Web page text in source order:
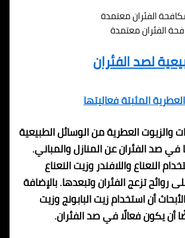
الفئران معتمدة
لصد الفئران
المثبتة فعاليتها
والزيوت العطرية من الوسائل الطبيعية
في صد الفئران عن المنازل والمباني.
النعناع واللافندر وزيت النعناع
تزعج الفئران وتبعدها. بالإضافة
أن استخدام زيت البابونج وزيت
أن يكون فعالًا في صد الفئران.